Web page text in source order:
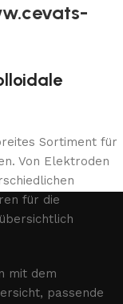
Sortiment für
Von Elektroden
für die
mit dem
passende